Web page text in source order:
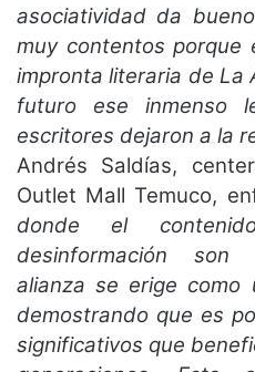
asociatividad da
muy contentos porque
impronta literaria de La
futuro ese inmenso
escritores dejaron a la
Andrés Saldías,
Outlet Mall Temuco,
donde el
desinformación son
alianza se erige como
demostrando que es
significativos que